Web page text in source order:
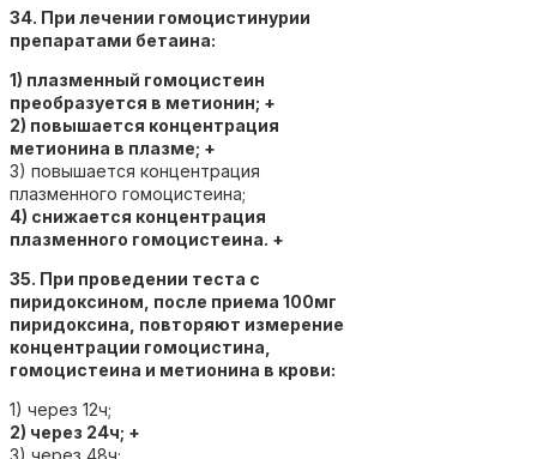
34. При лечении гомоцистинурии
препаратами бетаина:
1) плазменный гомоцистеин
преобразуется в метионин; +
2) повышается концентрация
метионина в плазме; +
3) повышается концентрация
плазменного гомоцистеина;
4) снижается концентрация
плазменного гомоцистеина. +
35. При проведении теста с
пиридоксином, после приема 100мг
пиридоксина, повторяют измерение
концентрации гомоцистина,
гомоцистеина и метионина в крови:
1) через 12ч;
2) через 24ч; +
3) через 48ч;